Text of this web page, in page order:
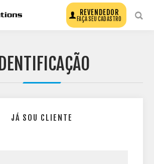
REVENDEDOR
FAÇA SEU CADASTRO
IDENTIFICAÇÃO
JÁ SOU CLIENTE